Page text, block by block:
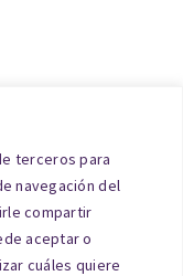
terceros para
navegación del
compartir
aceptar o
cuáles quiere
finca rústica
y realista del